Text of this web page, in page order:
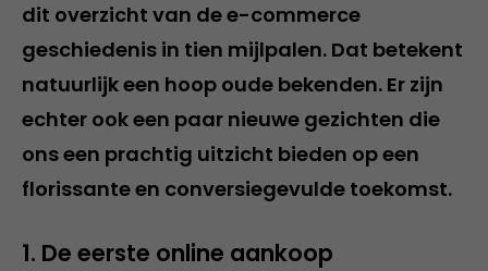
dit overzicht van de e-commerce
geschiedenis in tien mijlpalen. Dat betekent
natuurlijk een hoop oude bekenden. Er zijn
echter ook een paar nieuwe gezichten die
ons een prachtig uitzicht bieden op een
florissante en conversiegevulde toekomst.
1. De eerste online aankoop